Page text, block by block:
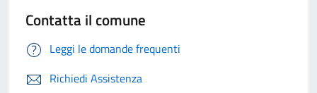
Contatta il comune
Leggi le domande frequenti
Richiedi Assistenza